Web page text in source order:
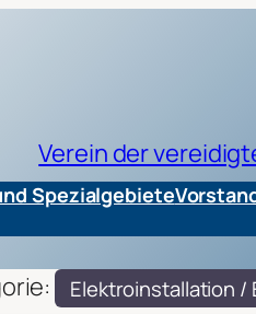
Verein der
Spezialgebiete
Elektroinstallation /